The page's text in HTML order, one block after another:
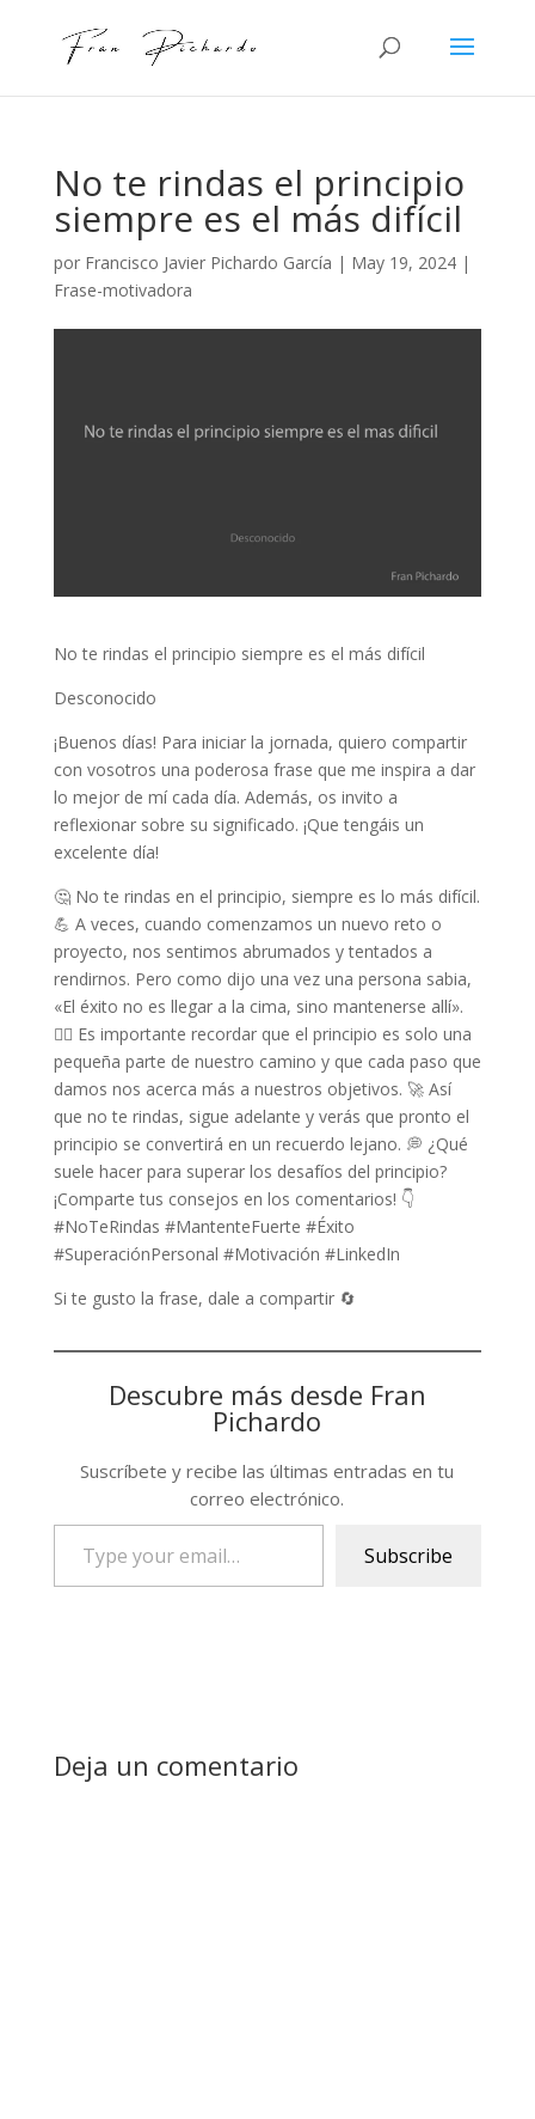
No te rindas el principio
siempre es el más difícil
por Francisco Javier Pichardo García | May 19, 2024|
Frase-motivadora
No te rindas el principio siempre es el más difícil
Desconocido
¡Buenos días! Para iniciar la jornada, quiero compartir
con vosotros una poderosa frase que me inspira a dar
lo mejor de mí cada día. Además, os invito a
reflexionar sobre su significado. ¡Que tengáis un
excelente día!
🤔 No te rindas en el principio, siempre es lo más difícil.
💪 A veces, cuando comenzamos un nuevo reto o
proyecto, nos sentimos abrumados y tentados a
rendirnos. Pero como dijo una vez una persona sabia,
«El éxito no es llegar a la cima, sino mantenerse allí».
🧗‍♀️ Es importante recordar que el principio es solo una
pequeña parte de nuestro camino y que cada paso que
damos nos acerca más a nuestros objetivos. 🚀 Así
que no te rindas, sigue adelante y verás que pronto el
principio se convertirá en un recuerdo lejano. 💭 ¿Qué
suele hacer para superar los desafíos del principio?
¡Comparte tus consejos en los comentarios! 👇
#NoTeRindas #MantenteFuerte #Éxito
#SuperaciónPersonal #Motivación #LinkedIn
Si te gusto la frase, dale a compartir 🔄
Descubre más desde Fran
Pichardo
Suscríbete y recibe las últimas entradas en tu
correo electrónico.
email…
Subscribe
Deja un comentario